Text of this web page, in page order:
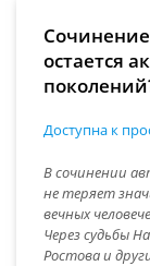
остается
Доступна к
В сочинении
не теряет
вечных
Через судьбы
Ростова и